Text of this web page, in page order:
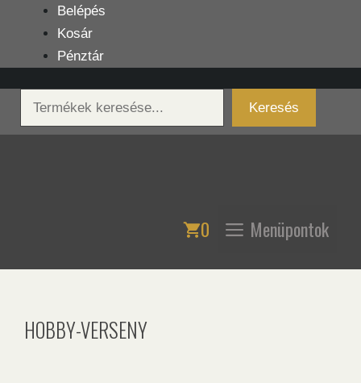
tartalomba
Belépés
Kosár
Pénztár
Keresés
Keresés
0 Menüpontok
HOBBY-VERSENY